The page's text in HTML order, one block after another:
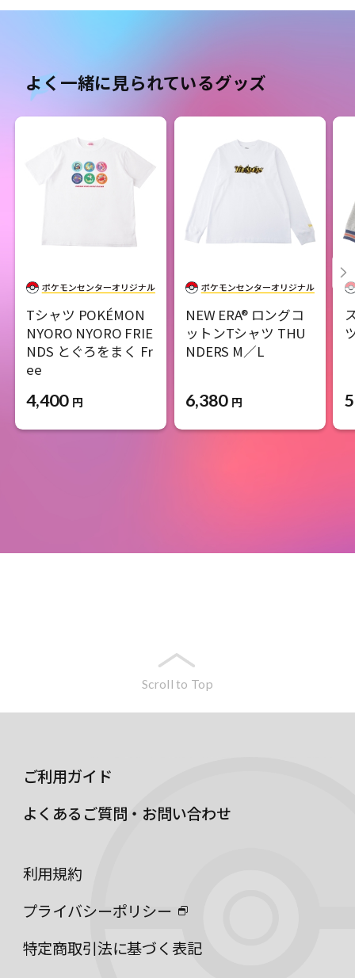
よく一緒に見られているグッズ
Tシャツ POKÉMON
NYORO NYORO FRIE
NDS とぐろをまく Fr
ee
4,400 円
NEW ERA® ロングコ
ットンTシャツ THU
NDERS M／L
6,380 円
Scroll to Top
ご利用ガイド
よくあるご質問・お問い合わせ
利用規約
プライバシーポリシー
特定商取引法に基づく表記